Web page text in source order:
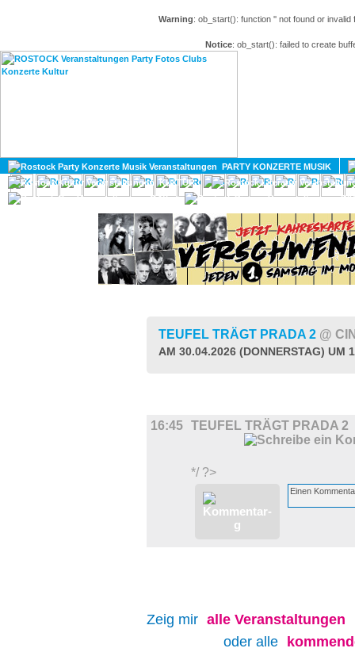
Warning: ob_start(): function '' not found or
Notice: ob_start(): failed to create
PARTY KONZERTE MUSIK
KULTUR
GAY
TEUFEL TRÄGT PRADA 2 @
AM 30.04.2026 (DONNERSTAG) UM
16:45 TEUFEL TRÄGT PRADA 2
*/ ?>
Zeig mir alle Veranstaltungen
oder alle